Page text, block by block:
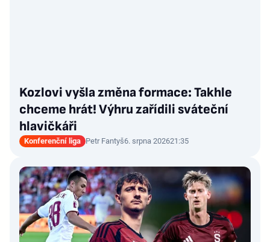
Kozlovi vyšla změna formace: Takhle
chceme hrát! Výhru zařídili sváteční
hlavičkáři
Konferenční liga Petr Fantyš6. srpna 202621:35